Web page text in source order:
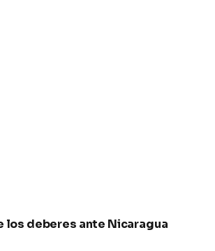
los deberes ante Nicaragua